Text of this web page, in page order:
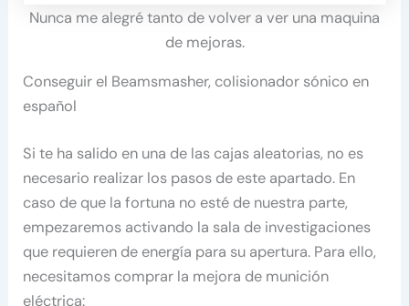
Nunca me alegré tanto de volver a ver una maquina
de mejoras.
Conseguir el Beamsmasher, colisionador sónico en
español
Si te ha salido en una de las cajas aleatorias, no es
necesario realizar los pasos de este apartado. En
caso de que la fortuna no esté de nuestra parte,
empezaremos activando la sala de investigaciones
que requieren de energía para su apertura. Para ello,
necesitamos comprar la mejora de munición
eléctrica: